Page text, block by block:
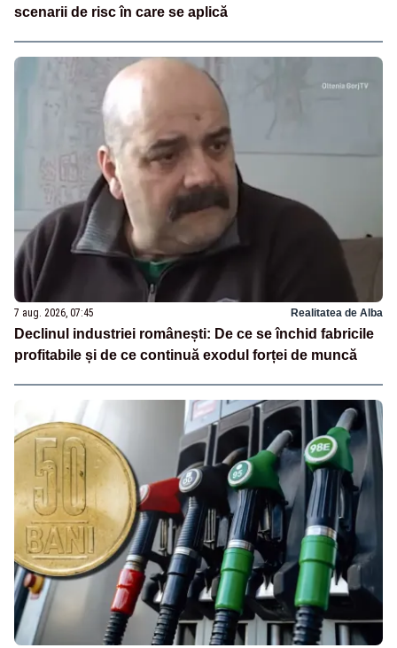
scenarii de risc în care se aplică
7 aug. 2026, 07:45 Realitatea de Alba
Declinul industriei românești: De ce se închid fabricile
profitabile și de ce continuă exodul forței de muncă